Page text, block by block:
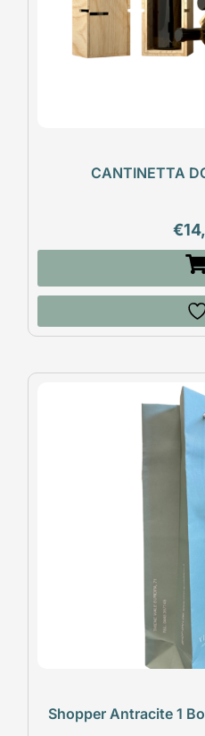
CANTINETTA
€
Shopper Antracite 1